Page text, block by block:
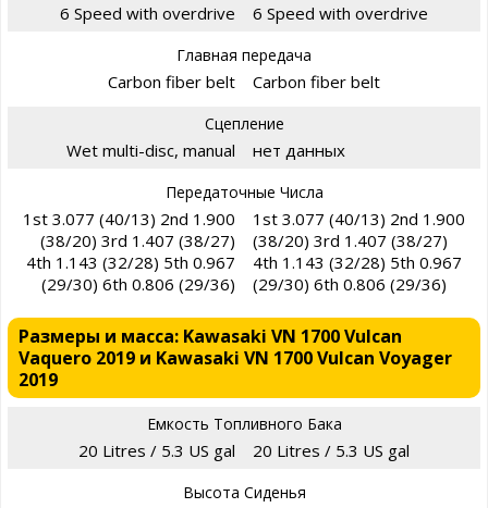
6 Speed with overdrive 6 Speed with overdrive
Главная передача
Carbon fiber belt Carbon fiber belt
Сцепление
Wet multi-disc, manual нет данных
Передаточные Числа
1st 3.077 (40/13) 2nd 1.900
(38/20) 3rd 1.407 (38/27)
4th 1.143 (32/28) 5th 0.967
(29/30) 6th 0.806 (29/36)
1st 3.077 (40/13) 2nd 1.900
(38/20) 3rd 1.407 (38/27)
4th 1.143 (32/28) 5th 0.967
(29/30) 6th 0.806 (29/36)
Размеры и масса: Kawasaki VN 1700 Vulcan
Vaquero 2019 и Kawasaki VN 1700 Vulcan Voyager
2019
Емкость Топливного Бака
20 Litres / 5.3 US gal 20 Litres / 5.3 US gal
Высота Сиденья